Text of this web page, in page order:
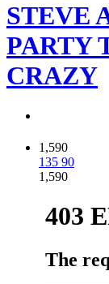
STEVE
PARTY
CRAZY
1,590
135 90
1,590